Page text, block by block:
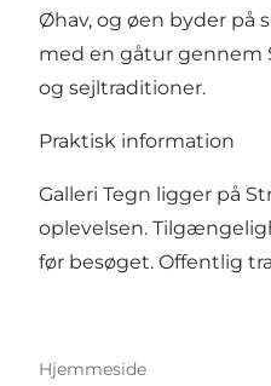
Øhav, og øen byder på
med en gåtur gennem
og sejltraditioner.
Praktisk information
Galleri Tegn ligger på
oplevelsen.
før besøget. Offentlig
Hjemmeside